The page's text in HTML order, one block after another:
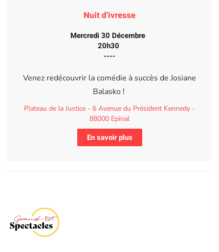
Nuit d'ivresse
Mercredi 30 Décembre
20h30
----
Venez redécouvrir la comédie à succès de Josiane
Balasko !
Plateau de la Justice - 6 Avenue du Président Kennedy -
88000 Epinal
En savoir plus